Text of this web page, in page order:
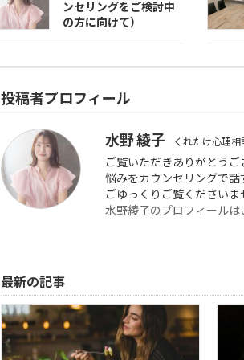
ンセリングをご検討中
の方に向けて）
投稿者プロフィール
水野 綾子 くれたけ心理
ご覧いただきありがと
悩みをカウンセリングで話
ごゆっくりご覧くださいま
水野綾子のプロフィールは
最新の記事